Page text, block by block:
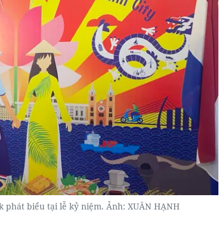
phát biểu tại lễ kỷ niệm. Ảnh: XUÂN HẠNH